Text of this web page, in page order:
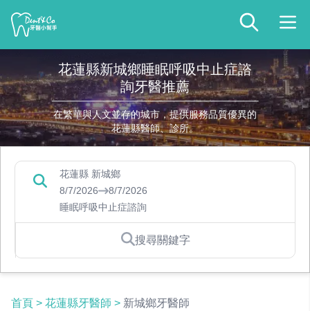
花蓮縣新城鄉睡眠呼吸中止症諮
詢牙醫推薦
在繁華與人文並存的城市，提供服務品質優異的
花蓮縣醫師、診所。
花蓮縣 新城鄉
8/7/2026
8/7/2026
睡眠呼吸中止症諮詢
搜尋關鍵字
首頁 > 花蓮縣牙醫師 > 新城鄉牙醫師